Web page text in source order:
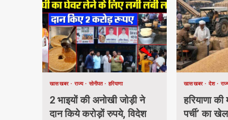
खास खबर राज्य सोनीपत हरियाणा
2 भाइयों की अनोखी जोड़ी ने
दान किये करोड़ों रुपये, विदेश
खास खबर देश
हरियाणा की
पर्ची’ का